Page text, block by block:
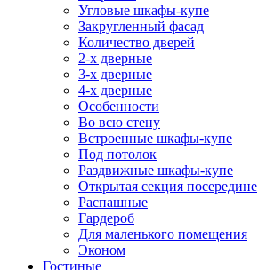
Угловые шкафы-купе
Закругленный фасад
Количество дверей
2-х дверные
3-х дверные
4-х дверные
Особенности
Во всю стену
Встроенные шкафы-купе
Под потолок
Раздвижные шкафы-купе
Открытая секция посередине
Распашные
Гардероб
Для маленького помещения
Эконом
Гостиные